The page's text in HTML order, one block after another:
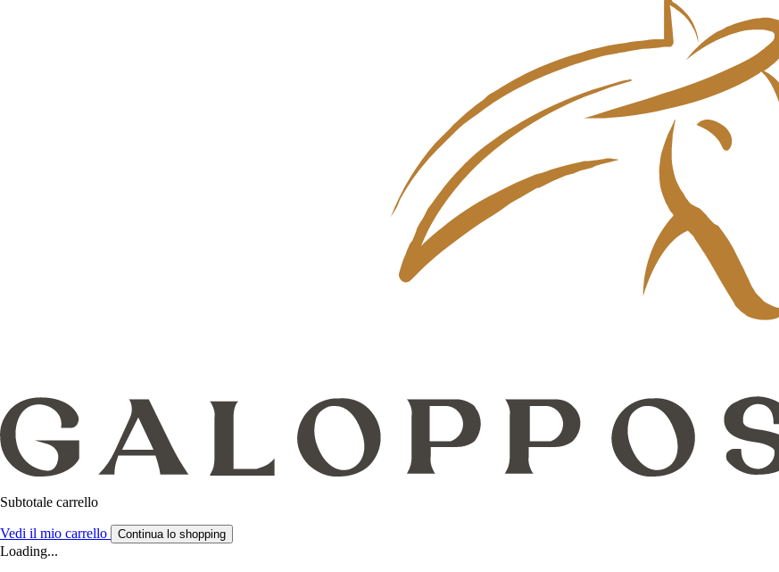
Subtotale carrello
Vedi il mio carrello Continua lo shopping
Loading...